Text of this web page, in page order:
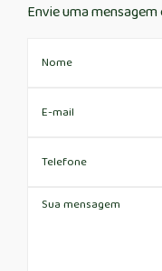
Envie uma